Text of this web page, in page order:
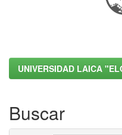
UNIVERSIDAD LAICA
Buscar